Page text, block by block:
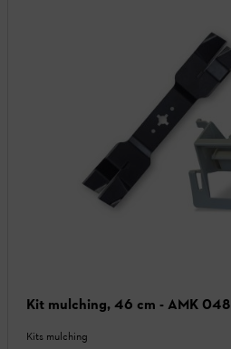
Kit mulching, 46 cm - AMK 048
Kits mulching